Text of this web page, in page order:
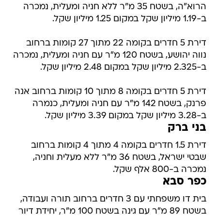
הרוא"ה, בשטח 35 מ"ר ללא חניה ומעלית, נמכרה
ב-1.19 מיליון שקל במקום 1.25 מיליון שקל.
דירת 5 חדרים בקומה 22 מתוך 27 קומות ברחוב
נווה יהושע, בשטח 120 מ"ר עם חניה ומעלית, נמכרה
ב-2.325 מיליון שקל במקום 2.48 מיליון שקל.
דירת 5 חדרים בקומה 8 מתוך 10 קומות ברחוב אנה
פרנק, בשטח 142 מ"ר עם חניה ומעלית, כנמרה
ב-3.28 מיליון שקל במקום 3.39 מיליון שקל.
בני ברק
דירת 1.5 חדרים בקומה 4 מתוך 4 קומות ברחוב
שבטי ישראל, בשטח 36 מ"ר ללא מעלית וחניה,
נמכרה ב-800 אלף שקל.
כפר סבא
בית דו משפחתי עם 3 חדרים ברחוב תורה ועבודה,
בשטח 89 מ"ר עם גינה בשטח 100 מ"ר, יחידת דיור